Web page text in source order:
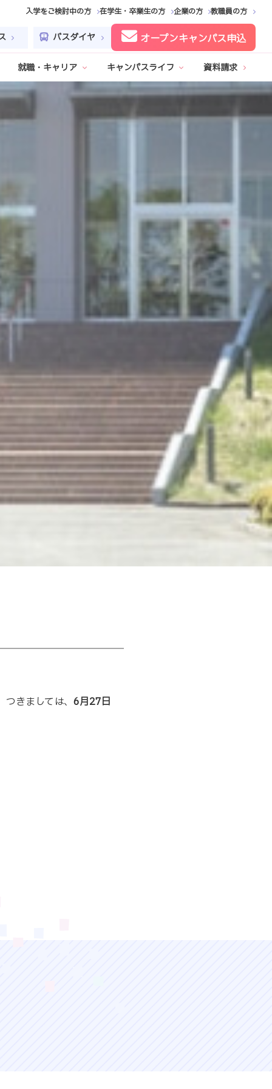
入学をご検討中の方 在学生・卒業生の方 企業の方 教職員の方
バスダイヤ オープンキャンパス申込
就職・キャリア キャンパスライフ 資料請求
きましては、 6月27日